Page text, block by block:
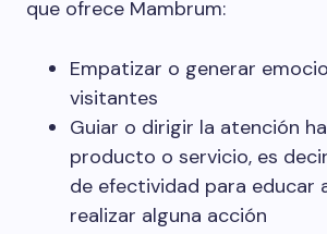
que ofrece Mambrum:
Empatizar o generar
visitantes
Guiar o dirigir la atención
producto o servicio, es
de efectividad para educar
realizar alguna acción